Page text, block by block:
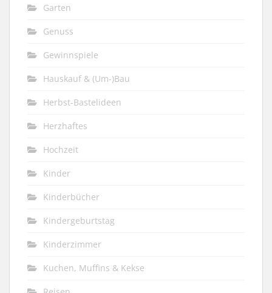
Garten
Genuss
Gewinnspiele
Hauskauf & (Um-)Bau
Herbst-Bastelideen
Herzhaftes
Hochzeit
Kinder
Kinderbücher
Kindergeburtstag
Kinderzimmer
Kuchen, Muffins & Kekse